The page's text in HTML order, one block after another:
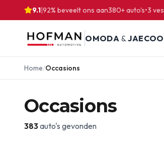
9.1|92% beveelt ons aan380+ auto's•3
OMODA &JAECOO
Home/Occasions
Occasions
383auto's gevonden